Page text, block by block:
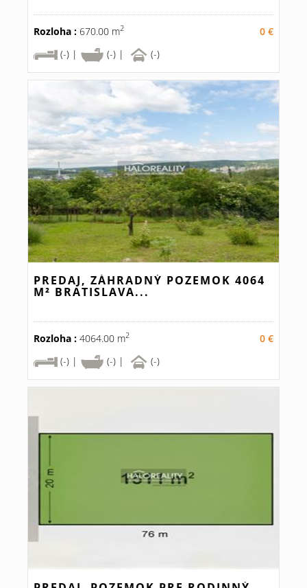
Rozloha : 670.00 m2
0 €
(-) |
(-) | (-)
PREDAJ, ZÁHRADNÝ POZEMOK 4064
M² BRATISLAVA...
Rozloha : 4064.00 m2
0 €
(-) |
(-) | (-)